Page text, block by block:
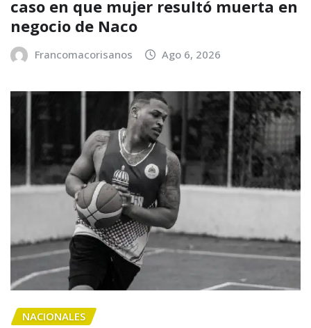
caso en que mujer resultó muerta en
negocio de Naco
Francomacorisanos Ago 6, 2026
NACIONALES